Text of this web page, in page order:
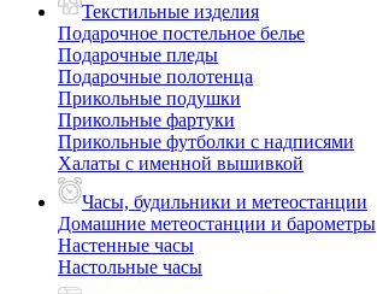
Текстильные изделия
Подарочное постельное белье
Подарочные пледы
Подарочные полотенца
Прикольные подушки
Прикольные фартуки
Прикольные футболки с надписями
Халаты с именной вышивкой
Часы, будильники и метеостанции
Домашние метеостанции и барометры
Настенные часы
Настольные часы